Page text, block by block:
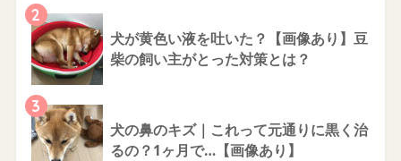
2
犬が黄色い液を吐いた？【画像あり】豆
柴の飼い主がとった対策とは？
3
犬の鼻のキズ｜これって元通りに黒く治
るの？1ヶ月で…【画像あり】